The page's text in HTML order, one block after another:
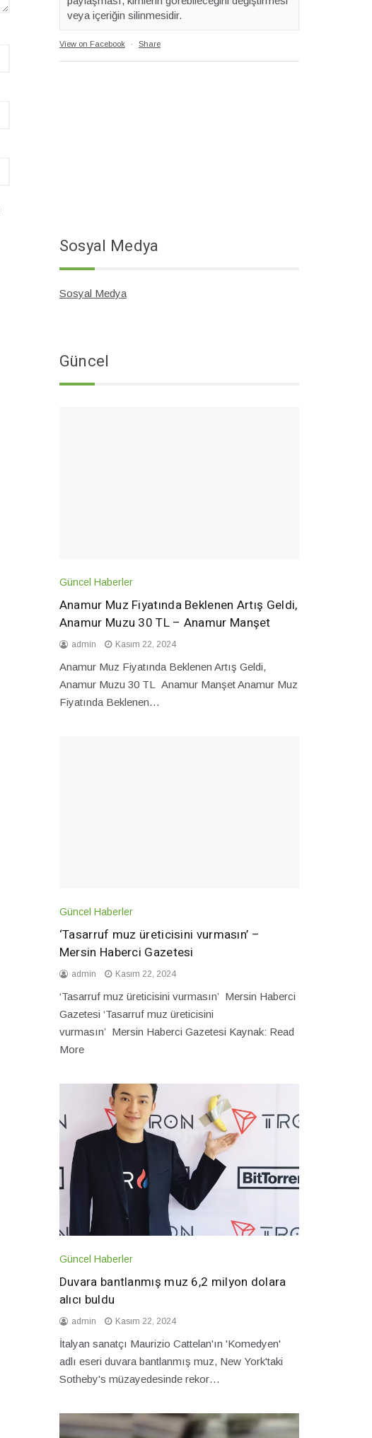
veya içeriğin silinmesidir.
View on Facebook · Share
Sosyal Medya
Sosyal Medya
Güncel
Güncel Haberler
Anamur Muz Fiyatında Beklenen Artış Geldi,
Anamur Muzu 30 TL – Anamur Manşet
admin Kasım 22, 2024
Anamur Muz Fiyatında Beklenen Artış Geldi,
Anamur Muzu 30 TL Anamur Manşet Anamur Muz
Fiyatında Beklenen…
Güncel Haberler
‘Tasarruf muz üreticisini vurmasın’ –
Mersin Haberci Gazetesi
admin Kasım 22, 2024
‘Tasarruf muz üreticisini vurmasın’ Mersin Haberci
Gazetesi ‘Tasarruf muz üreticisini
vurmasın’ Mersin Haberci Gazetesi Kaynak: Read
More
Güncel Haberler
Duvara bantlanmış muz 6,2 milyon dolara
alıcı buldu
admin Kasım 22, 2024
İtalyan sanatçı Maurizio Cattelan'ın 'Komedyen'
adlı eseri duvara bantlanmış muz, New York'taki
Sotheby's müzayedesinde rekor…